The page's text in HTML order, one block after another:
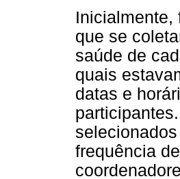
Inicialmente,
que se
saúde de
quais
datas e
frequência